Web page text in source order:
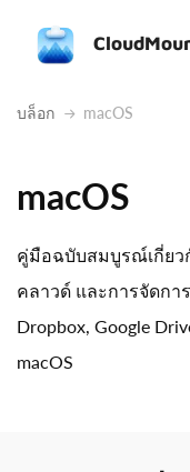
บล็อก macOS
macOS
คู่มือฉบับสมบูรณ์เกี่ยว
คลาวด์ และการจัดก
Dropbox, Google
macOS